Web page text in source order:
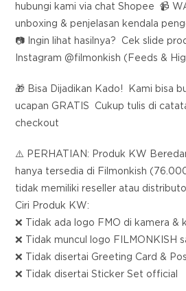
hubungi kami via chat Shopee 📹
unboxing & penjelasan kendala
📷 Ingin lihat hasilnya? Cek slide
Instagram @filmonkish (Feeds &
🎁 Bisa Dijadikan Kado! Kami bisa
ucapan GRATIS Cukup tulis di
checkout
⚠️ PERHATIAN: Produk KW
hanya tersedia di Filmonkish
tidak memiliki reseller atau
Ciri Produk KW:
❌ Tidak ada logo FMO di kamera &
❌ Tidak muncul logo FILMONKISH
❌ Tidak disertai Greeting Card &
❌ Tidak disertai Sticker Set official